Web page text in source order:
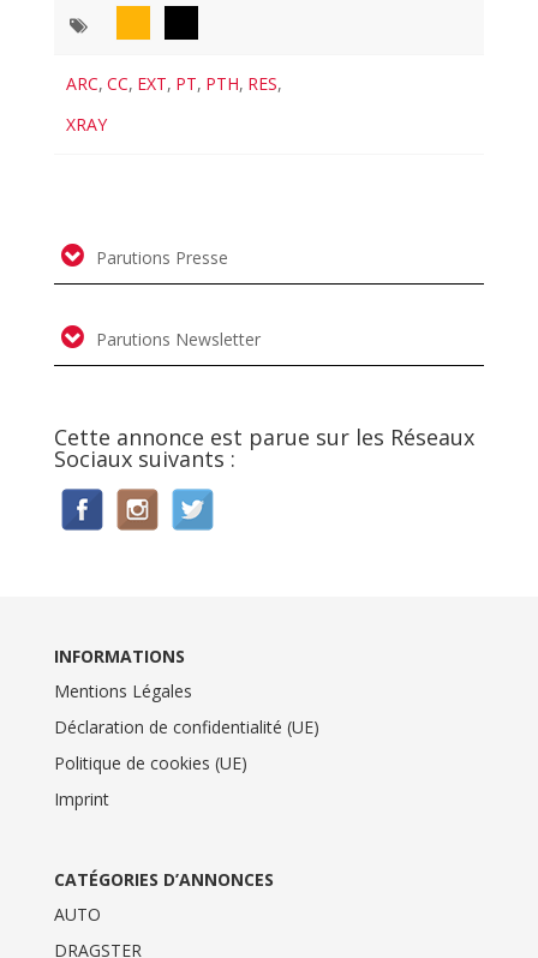
ARC, CC, EXT, PT, PTH, RES,
XRAY
Parutions Presse
Parutions Newsletter
Cette annonce est parue sur les Réseaux
Sociaux suivants :
INFORMATIONS
Mentions Légales
Déclaration de confidentialité (UE)
Politique de cookies (UE)
Imprint
CATÉGORIES D’ANNONCES
AUTO
DRAGSTER